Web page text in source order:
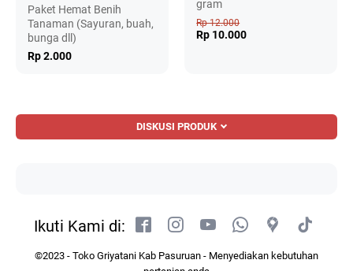
Paket Hemat Benih
Tanaman (Sayuran, buah,
bunga dll)
Rp 2.000
gram
Rp 12.000
Rp 10.000
DISKUSI PRODUK
Ikuti Kami di:
©2023 - Toko Griyatani Kab Pasuruan - Menyediakan kebutuhan